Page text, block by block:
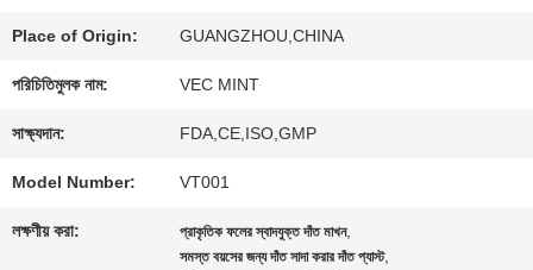
ভ্রমণ
যোগাযোগ
Place of Origin: GUANGZHOU,CHINA
পরিচিতিমুলক নাম: VEC MINT
সাক্ষ্যদান: FDA,CE,ISO,GMP
Model Number: VT001
লক্ষণীয় করা: প্রাকৃতিক ফলের স্বাদযুক্ত দাঁত মাখন,
সমস্ত বয়সের জন্য দাঁত সাদা করার দাঁত প্যাস্ট,